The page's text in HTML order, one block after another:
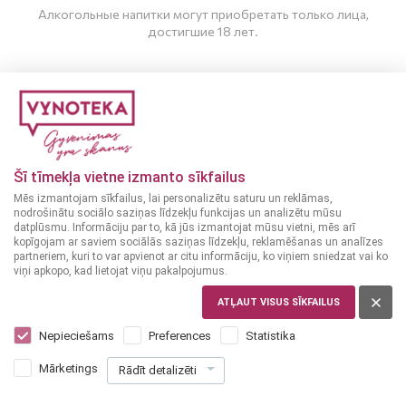
Šī tīmekļa vietne izmanto sīkfailus
Mēs izmantojam sīkfailus, lai personalizētu saturu un reklāmas,
nodrošinātu sociālo saziņas līdzekļu funkcijas un analizētu mūsu
datplūsmu. Informāciju par to, kā jūs izmantojat mūsu vietni, mēs arī
kopīgojam ar saviem sociālās saziņas līdzekļu, reklamēšanas un analīzes
partneriem, kuri to var apvienot ar citu informāciju, ko viņiem sniedzat vai ko
viņi apkopo, kad lietojat viņu pakalpojumus.
ATĻAUT VISUS SĪKFAILUS
Nepieciešams Preferences Statistika
Mārketings Rādīt detalizēti
Ликер
СЛОВАКИЯ
Buschjagers 0,7 Л 35%
ДОБАВИТЬ В
Ликер
СЛОВАКИЯ
Tatra Balsam Special 52
0,7 Л 52%
2399€
Алкогольные напитки могут приобретать только лица,
достигшие 18 лет.
МНЕ ИСПОЛНИЛОСЬ 20 ЛЕТ